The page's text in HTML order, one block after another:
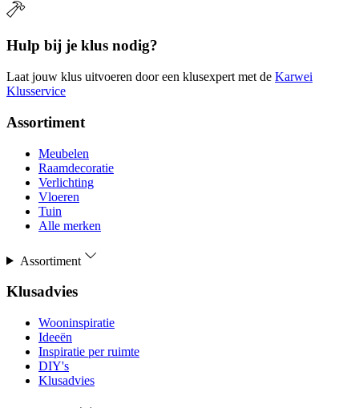
Hulp bij je klus nodig?
Laat jouw klus uitvoeren door een klusexpert met de Karwei
Klusservice
Assortiment
Meubelen
Raamdecoratie
Verlichting
Vloeren
Tuin
Alle merken
Assortiment
Klusadvies
Wooninspiratie
Ideeën
Inspiratie per ruimte
DIY's
Klusadvies